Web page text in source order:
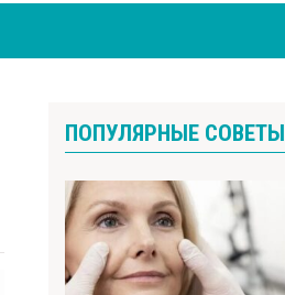
ПОПУЛЯРНЫЕ СОВЕТЫ